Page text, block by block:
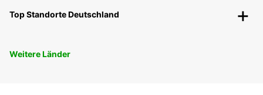
Top Standorte Deutschland
Weitere Länder